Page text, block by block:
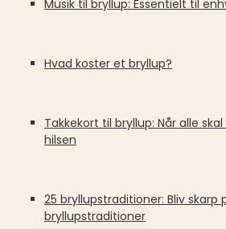
Musik til bryllup: Essentielt til
Hvad koster et bryllup?
Takkekort til bryllup: Når alle
hilsen
25 bryllupstraditioner: Bliv skarp
bryllupstraditioner